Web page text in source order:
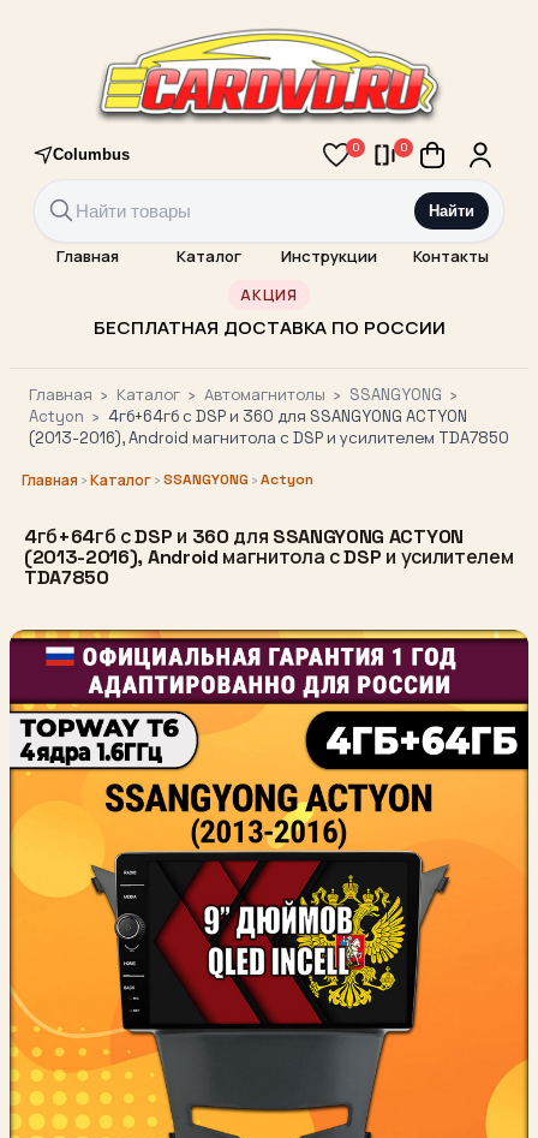
Columbus 0 0
Найти
Главная Каталог Инструкции Контакты
АКЦИЯ
БЕСПЛАТНАЯ ДОСТАВКА ПО РОССИИ
Главная › Каталог › Автомагнитолы › SSANGYONG ›
Actyon › 4гб+64гб с DSP и 360 для SSANGYONG ACTYON
(2013-2016), Android магнитола с DSP и усилителем TDA7850
Главная ›Каталог›SSANGYONG ›Actyon
4гб+64гб с DSP и 360 для SSANGYONG ACTYON
(2013-2016), Android магнитола с DSP и усилителем
TDA7850